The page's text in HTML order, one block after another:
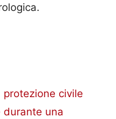
protezione civile
durante una